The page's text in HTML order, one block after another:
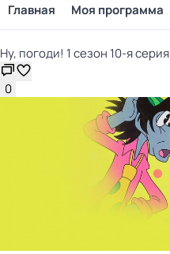
Главная Моя программа
Ну, погоди! 1 сезон 10-я серия
0